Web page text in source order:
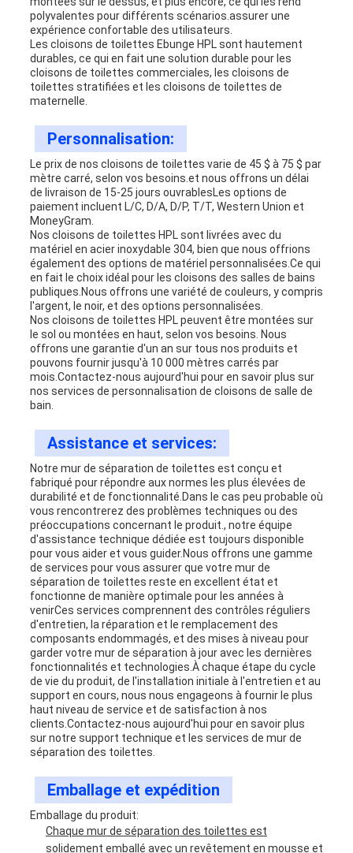
polyvalentes pour différents scénarios.assurer une
expérience confortable des utilisateurs.
Les cloisons de toilettes Ebunge HPL sont hautement
durables, ce qui en fait une solution durable pour les
cloisons de toilettes commerciales, les cloisons de
toilettes stratifiées et les cloisons de toilettes de
maternelle.
Personnalisation:
Le prix de nos cloisons de toilettes varie de 45 $ à 75 $ par
mètre carré, selon vos besoins.et nous offrons un délai
de livraison de 15-25 jours ouvrablesLes options de
paiement incluent L/C, D/A, D/P, T/T, Western Union et
MoneyGram.
Nos cloisons de toilettes HPL sont livrées avec du
matériel en acier inoxydable 304, bien que nous offrions
également des options de matériel personnalisées.Ce qui
en fait le choix idéal pour les cloisons des salles de bains
publiques.Nous offrons une variété de couleurs, y compris
l'argent, le noir, et des options personnalisées.
Nos cloisons de toilettes HPL peuvent être montées sur
le sol ou montées en haut, selon vos besoins. Nous
offrons une garantie d'un an sur tous nos produits et
pouvons fournir jusqu'à 10 000 mètres carrés par
mois.Contactez-nous aujourd'hui pour en savoir plus sur
nos services de personnalisation de cloisons de salle de
bain.
Assistance et services:
Notre mur de séparation de toilettes est conçu et
fabriqué pour répondre aux normes les plus élevées de
durabilité et de fonctionnalité.Dans le cas peu probable où
vous rencontrerez des problèmes techniques ou des
préoccupations concernant le produit., notre équipe
d'assistance technique dédiée est toujours disponible
pour vous aider et vous guider.Nous offrons une gamme
de services pour vous assurer que votre mur de
séparation de toilettes reste en excellent état et
fonctionne de manière optimale pour les années à
venirCes services comprennent des contrôles réguliers
d'entretien, la réparation et le remplacement des
composants endommagés, et des mises à niveau pour
garder votre mur de séparation à jour avec les dernières
fonctionnalités et technologies.À chaque étape du cycle
de vie du produit, de l'installation initiale à l'entretien et au
support en cours, nous nous engageons à fournir le plus
haut niveau de service et de satisfaction à nos
clients.Contactez-nous aujourd'hui pour en savoir plus
sur notre support technique et les services de mur de
séparation des toilettes.
Emballage et expédition
Emballage du produit:
Chaque mur de séparation des toilettes est
solidement emballé avec un revêtement en mousse et